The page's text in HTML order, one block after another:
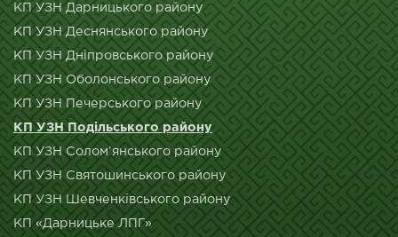
КП УЗН Дарницького району
КП УЗН Деснянського району
КП УЗН Дніпровського району
КП УЗН Оболонського району
КП УЗН Печерського району
КП УЗН Подільського району
КП УЗН Солом’янського району
КП УЗН Святошинського району
КП УЗН Шевченківського району
КП «Дарницьке ЛПГ»